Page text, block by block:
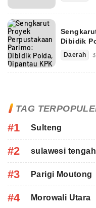
Dibidik
Daerah
TAG
#1 Sulteng
#2 sulawesi tengah
#3 Parigi Moutong
#4 Morowali Utara